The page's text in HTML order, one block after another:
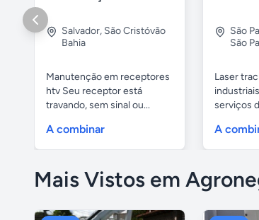
Salvador, São Cristóvão
Bahia
Manutenção em receptores
htv Seu receptor está
travando, sem sinal ou...
A combinar
São
São
Laser
serviços
A
Mais Vistos em